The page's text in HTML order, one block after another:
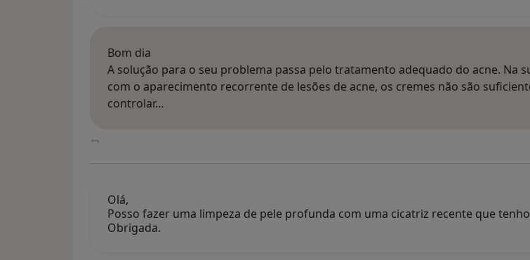
Bom dia
A solução para o seu problema passa pelo tratamento adequado do acne. Na
com o aparecimento recorrente de lesões de acne, os cremes não são
controlar…
Olá,
Posso fazer uma limpeza de pele profunda com uma cicatriz recente que
Obrigada.